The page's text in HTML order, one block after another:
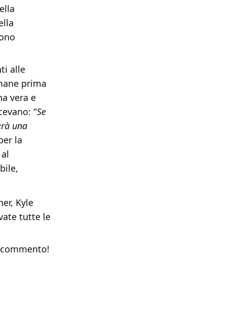
alle
prima
vera e
"Se
una
la
Kyle
tutte le